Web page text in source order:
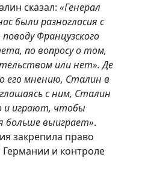
сказал: «Генерал
были разногласия с
Французского
по вопросу о том,
или нет». Де
его мнению, Сталин в
с ним, Сталин
и играют, чтобы
больше выиграет».
закрепила право
и контроле